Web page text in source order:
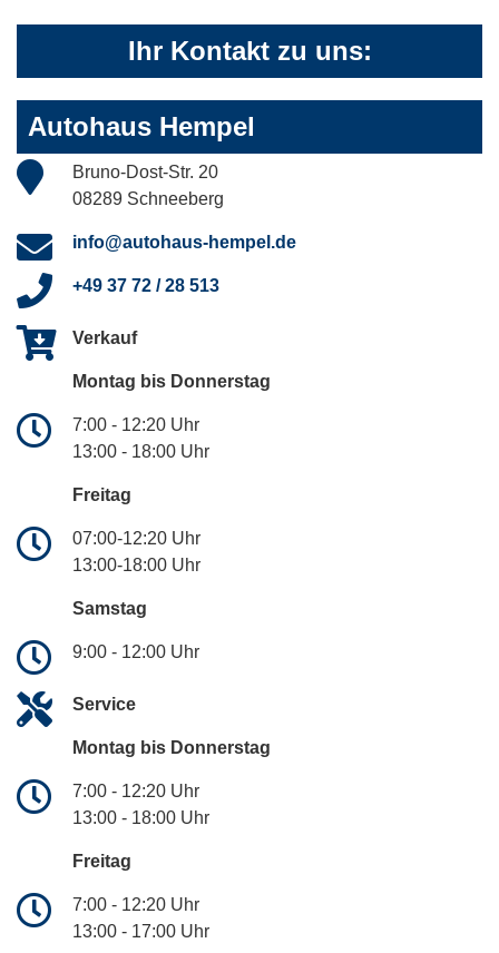
Ihr Kontakt zu uns:
Autohaus Hempel
Bruno-Dost-Str. 20
08289 Schneeberg
info@autohaus-hempel.de
+49 37 72 / 28 513
Verkauf
Montag bis Donnerstag
7:00 - 12:20 Uhr
13:00 - 18:00 Uhr
Freitag
07:00-12:20 Uhr
13:00-18:00 Uhr
Samstag
9:00 - 12:00 Uhr
Service
Montag bis Donnerstag
7:00 - 12:20 Uhr
13:00 - 18:00 Uhr
Freitag
7:00 - 12:20 Uhr
13:00 - 17:00 Uhr